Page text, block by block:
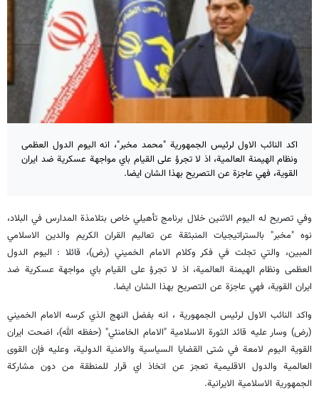
اكد النائب الاول لرئيس الجمهورية "محمد مخبر"، انه اليوم الدول العظمى
ونظام الهيمنة العالمية، اذ لا تجرؤ على القيام باي مواجهة عسكرية ضد ايران
القوية، فهي عاجزة عن التصريح بهذا الشان ايضا.
وفي تصريح له اليوم الاثنين خلال برنامج تأهيلي خاص بتلامذة المدارس في البلاد،
نوه "مخبر" بالستراتيجيات المنبثقة عن تعاليم القران الكريم والدين الاسلامي
المبين، والتي تجلت في فكر وكلام الامام الخميني (رض)، قائلا : اليوم الدول
العظمى ونظام الهيمنة العالمية، اذ لا تجرؤ على القيام باي مواجهة عسكرية ضد
ايران القوية، فهي عاجزة عن التصريح بهذا الشان ايضا.
واكد النائب الاول لرئيس الجمهورية ، انه بفضل النهج الذي كرسه الامام الخميني
(رض) وسار عليه قائد الثورة الاسلامية "الامام الخامنئي" (حفظه الله)، اضحت ايران
القوية اليوم لامعة في شتى القضايا السياسية والامنية الدولية، وعليه فإن القوى
العالمية والدول الاقليمية تعجز عن اتخاذ اي قرار للمنطقة من دون مشاركة
الجمهورية الاسلامية الايرانية.